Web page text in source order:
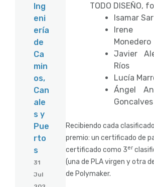
Ing
eni
ería
de
Ca
min
os,
Can
ale
s y
Pue
rto
s
31
Jul
TODO DISEÑO,
Isamar
Irene
Monedero
Javier
Ríos
Lucía
Ángel
Goncalves
Recibiendo cada
premio: un certificado de
certificado como 3er
(una de PLA virgen y otra
de Polymaker.